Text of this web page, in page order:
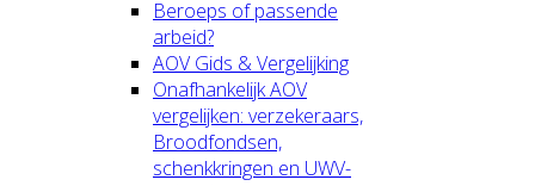
Beroeps of passende
arbeid?
AOV Gids & Vergelijking
Onafhankelijk AOV
vergelijken: verzekeraars,
Broodfondsen,
schenkkringen en UWV-